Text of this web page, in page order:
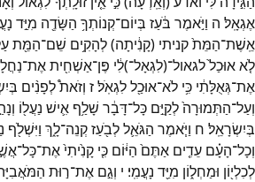
אֶגְאָֽל׃ ה וַיֹּ֣אמֶר בֹּ֔עַז בְּיוֹם־קְנוֹתְךָ֥ הַשָּׂדֶ֖ה מִיַּ֣ד
אֵֽשֶׁת־הַמֵּת֙קניתי (קָנִ֔יתָה)לְהָקִ֥ים שֵׁם־הַמֵּ֖ת
לֹ֤אאוּכַל֙לגאול־(לִגְאָל־)לִ֔י פֶּן־אַשְׁחִ֖יתאֶת־
אֶת־גְּאֻלָּתִ֔י כִּ֥י לֹא־אוּכַ֖ללִגְאֹֽל׃ז וְזֹאת֩לְפָנִ֨ים
וְעַל־הַתְּמוּרָה֙לְקַיֵּ֣ם כָּל־דָּבָ֔ר שָׁלַ֥ף אִ֛ישׁ נַעֲל֖וֹ
בְּיִשְׂרָאֵֽל׃ ח וַיֹּ֧אמֶר הַגֹּאֵ֛ללְבֹ֖עַזקְנֵה־לָ֑ךְ וַיִּשְׁלֹ֖ף
וְכָל־הָעָ֗ם עֵדִ֤ים אַתֶּם֙ הַיּ֔וֹם כִּ֤י קָנִ֙יתִי֙אֶת־כָּל־
לְכִלְי֖וֹן וּמַחְל֑וֹן מִיַּ֖ד נָעֳמִֽי׃ י וְגַ֣ם אֶת־ר֣וּת